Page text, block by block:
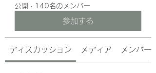
公開 · 140名のメンバー
参加する
ディスカッション メディア メンバー